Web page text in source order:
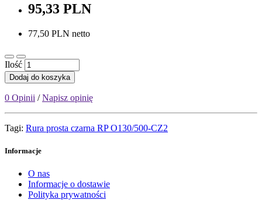
95,33 PLN
77,50 PLN netto
Ilość
Dodaj do koszyka
0 Opinii /Napisz opinię
Tagi: Rura prosta czarna RP O130/500-CZ2
Informacje
O nas
Informacje o dostawie
Polityka prywatności